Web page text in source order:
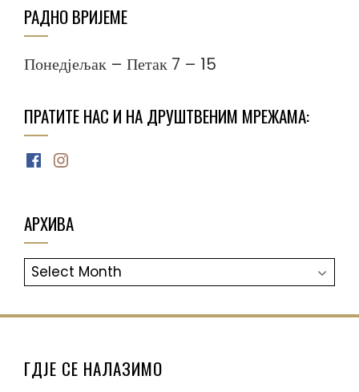
РАДНО ВРИЈЕМЕ
Понедјељак – Петак 7 – 15
ПРАТИТЕ НАС И НА ДРУШТВЕНИМ МРЕЖАМА:
Facebook
Instagram
АРХИВА
АРХИВА
ГДЈЕ СЕ НАЛАЗИМО